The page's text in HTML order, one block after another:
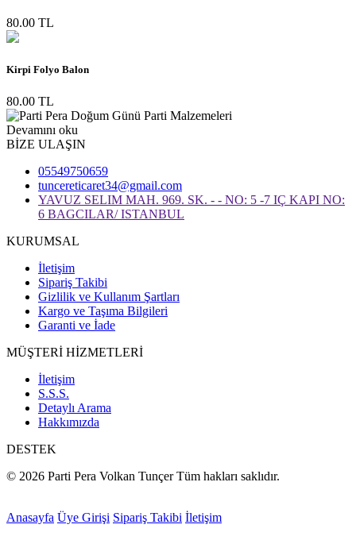
80.00 TL
Kirpi Folyo Balon
80.00 TL
Devamını oku
BİZE ULAŞIN
05549750659
tuncereticaret34@gmail.com
YAVUZ SELIM MAH. 969. SK. - - NO: 5 -7 IÇ KAPI NO:
6 BAGCILAR/ ISTANBUL
KURUMSAL
İletişim
Sipariş Takibi
Gizlilik ve Kullanım Şartları
Kargo ve Taşıma Bilgileri
Garanti ve İade
MÜŞTERİ HİZMETLERİ
İletişim
S.S.S.
Detaylı Arama
Hakkımızda
DESTEK
© 2026 Parti Pera Volkan Tunçer Tüm hakları saklıdır.
Anasayfa Üye Girişi Sipariş Takibi İletişim